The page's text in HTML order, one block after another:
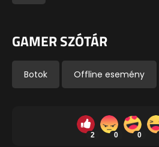
GAMER SZÓTÁR
Botok Offline esemény
2 0 0